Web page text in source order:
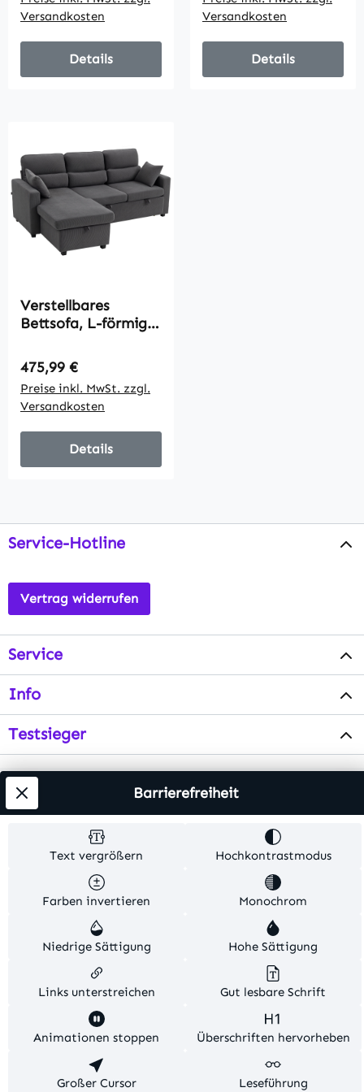
Versandkosten
Details
für Wohnzimmer,
Gästezimmer, Beige
Versandkosten
Details
Verstellbares
Bettsofa, L-förmiges
Bettfunktion,
Stauraum, Kissen,
für Wohnzimmer,
Gästezimmer,
Dunkelgrau
Regulärer Preis:
475,99 €
Preise inkl. MwSt. zzgl.
Versandkosten
Details
Service-Hotline
Vertrag widerrufen
Service
Info
Testsieger
Alle Preise inkl. gesetzl. Mehrwertsteuer zzgl.
Herstellerangaben und ohne Gewähr.
© 2026 MKV24 – Alle Rechte vorbehalten. Theme by
Text vergrößern Hochkontrastmodus
Farben invertieren Monochrom
Niedrige Sättigung Hohe Sättigung
Links unterstreichen Gut lesbare Schrift
Animationen stoppen Überschriften hervorheben
Großer Cursor Leseführung
Barrierefreiheit
Diese Website verwendet Cookies, um eine bestmögliche
Erfahrung bieten zu können.
Nur technisch notwendige
Konfigurieren